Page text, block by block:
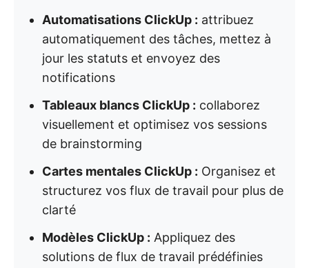
Automatisations ClickUp : attribuez
automatiquement des tâches, mettez à
jour les statuts et envoyez des
notifications
Tableaux blancs ClickUp : collaborez
visuellement et optimisez vos sessions
de brainstorming
Cartes mentales ClickUp : Organisez et
structurez vos flux de travail pour plus de
clarté
Modèles ClickUp : Appliquez des
solutions de flux de travail prédéfinies